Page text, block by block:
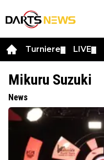
Turniere LIVE
Mikuru Suzuki
News